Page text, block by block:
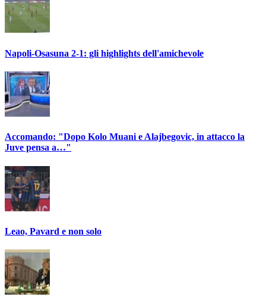
Napoli-Osasuna 2-1: gli highlights dell'amichevole
Accomando: "Dopo Kolo Muani e Alajbegovic, in attacco la
Juve pensa a…"
Leao, Pavard e non solo